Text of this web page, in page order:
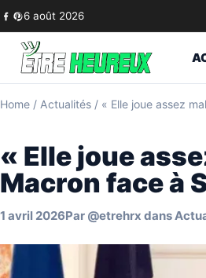
Skip to content
6 août 2026
Home / Actualités / « Elle joue assez
« Elle joue
Macron face à
1 avril 2026Par @etrehrx dans